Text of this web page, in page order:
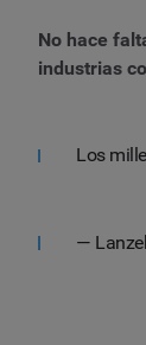
No hace
industrias
Los
—